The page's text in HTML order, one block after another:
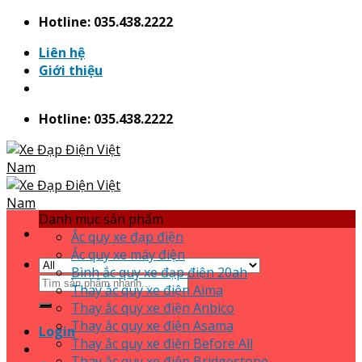
Skip
content
Hotline: 035.438.2222
Liên hệ
Giới thiệu
Hotline: 035.438.2222
Search
for:
Login
Danh mục sản phẩm
Ắc quy xe đạp điện
Ắc quy xe máy điện
Bình ắc quy xe đạp điện 20ah
Thay ắc quy xe điện Aima
Thay ắc quy xe điện Anbico
Thay ắc quy xe điện Asama
Thay ắc quy xe điện Before All